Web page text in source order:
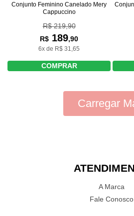
Conjunto Feminino Canelado Mery
Cappuccino
R$ 219,90
R$ 189,90
6x de R$ 31,65
COMPRAR
Carregar
A Marca
Fale Conosco